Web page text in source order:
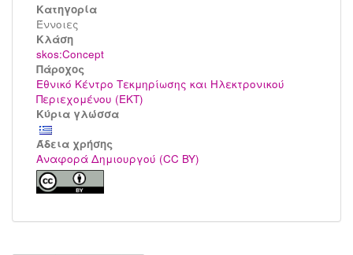
Κατηγορία
Έννοιες
Kλάση
skos:Concept
Πάροχος
Εθνικό Κέντρο Τεκμηρίωσης και Ηλεκτρονικού
Περιεχομένου (ΕΚΤ)
Κύρια γλώσσα
Άδεια χρήσης
Αναφορά Δημιουργού (CC BY)